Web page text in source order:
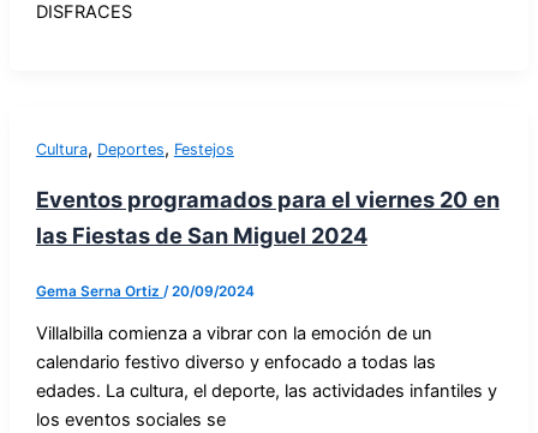
DISFRACES
Cultura, Deportes, Festejos
Eventos programados para el viernes 20 en
las Fiestas de San Miguel 2024
Gema Serna Ortiz /20/09/2024
Villalbilla comienza a vibrar con la emoción de un
calendario festivo diverso y enfocado a todas las
edades. La cultura, el deporte, las actividades infantiles y
los eventos sociales se